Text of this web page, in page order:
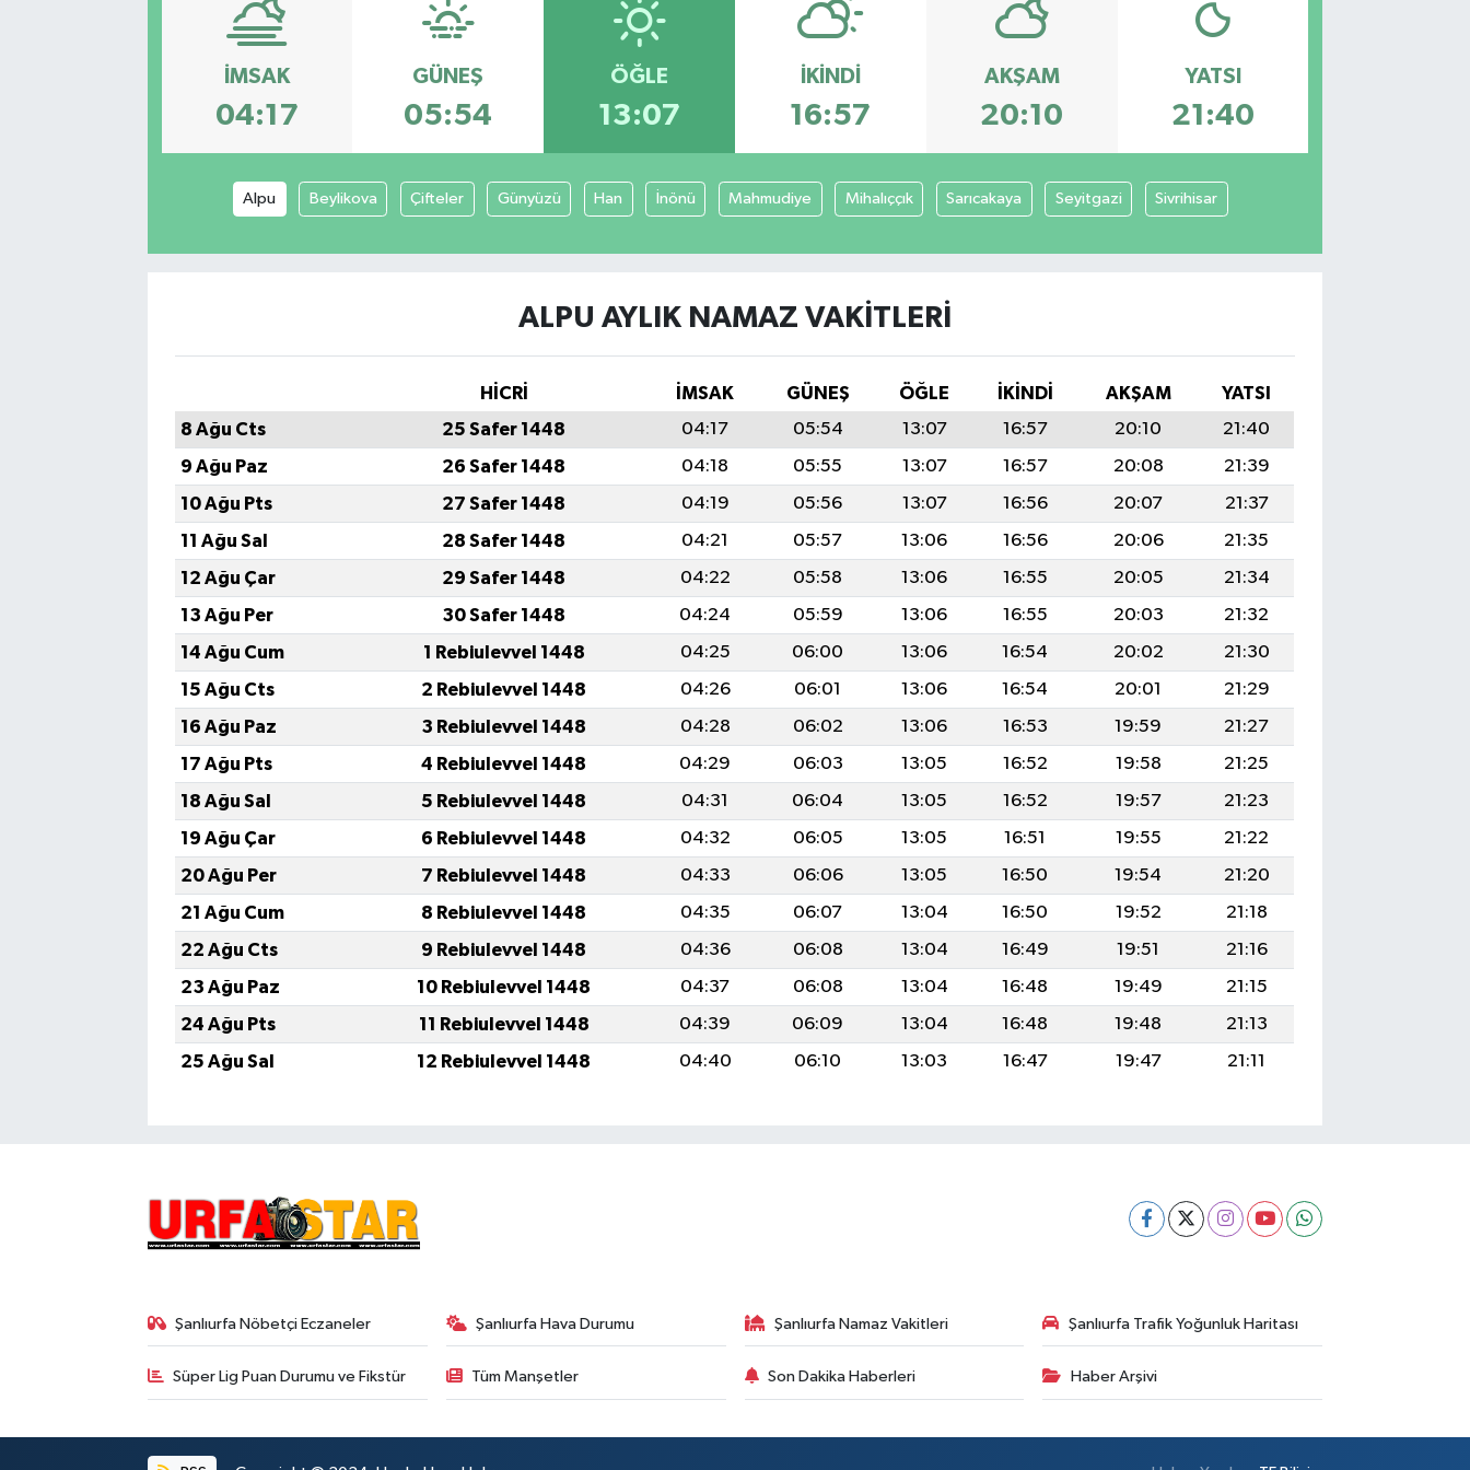
İMSAK
04:17
GÜNEŞ
05:54
ÖĞLE
13:07
İKINDI
16:57
AKŞAM
20:10
YATSI
21:40
Alpu Beylikova Çifteler Günyüzü Han İnönü Mahmudiye Mihalıççık Sarıcakaya Seyitgazi Sivrihisar
ALPU AYLIK NAMAZ VAKITLERI
HİCRİ İMSAK GÜNEŞ ÖĞLE İKINDI AKŞAM
YATSI
8 Ağu Cts
25 Safer 1448 04:17 05:54 13:07 16:57 20:10
21:40
9 Ağu Paz
26 Safer 1448 04:18 05:55 13:07 16:57 20:08
21:39
10 Ağu Pts
27 Safer 1448 04:19 05:56 13:07 16:56 20:07
21:37
11 Ağu Sal
28 Safer 1448 04:21 05:57 13:06 16:56 20:06
21:35
12 Ağu Çar
29 Safer 1448 04:22 05:58 13:06 16:55 20:05
21:34
13 Ağu Per
30 Safer 1448 04:24 05:59 13:06 16:55 20:03
21:32
14 Ağu Cum
1 Rebiulevvel 1448 04:25 06:00 13:06 16:54 20:02
21:30
15 Ağu Cts
2 Rebiulevvel 1448 04:26 06:01 13:06 16:54 20:01
21:29
16 Ağu Paz
3 Rebiulevvel 1448 04:28 06:02 13:06 16:53 19:59
21:27
17 Ağu Pts
4 Rebiulevvel 1448 04:29 06:03 13:05 16:52 19:58
21:25
18 Ağu Sal
5 Rebiulevvel 1448 04:31 06:04 13:05 16:52 19:57
21:23
19 Ağu Çar
6 Rebiulevvel 1448 04:32 06:05 13:05 16:51 19:55
21:22
20 Ağu Per
7 Rebiulevvel 1448 04:33 06:06 13:05 16:50 19:54
21:20
21 Ağu Cum
8 Rebiulevvel 1448 04:35 06:07 13:04 16:50 19:52
21:18
22 Ağu Cts
9 Rebiulevvel 1448 04:36 06:08 13:04 16:49 19:51
21:16
23 Ağu Paz
10 Rebiulevvel 1448 04:37 06:08 13:04 16:48 19:49
21:15
24 Ağu Pts
11 Rebiulevvel 1448 04:39 06:09 13:04 16:48 19:48
21:13
25 Ağu Sal
12 Rebiulevvel 1448 04:40 06:10 13:03 16:47 19:47 21:11
Şanlıurfa Nöbetçi Eczaneler Şanlıurfa Hava Durumu Şanlıurfa Namaz Vakitleri Şanlıurfa Trafik Yoğunluk Haritası
Süper Lig Puan Durumu ve Fikstür Tüm Manşetler Son Dakika Haberleri Haber Arşivi